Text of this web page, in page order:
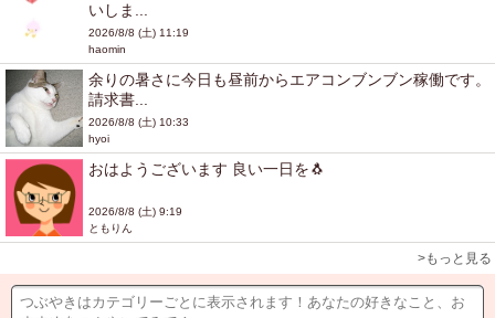
いしま...
2026/8/8 (土) 11:19
haomin
余りの暑さに今日も昼前からエアコンブンブン稼働です。
請求書...
2026/8/8 (土) 10:33
hyoi
おはようございます 良い一日を🐧
2026/8/8 (土) 9:19
ともりん
>もっと見る